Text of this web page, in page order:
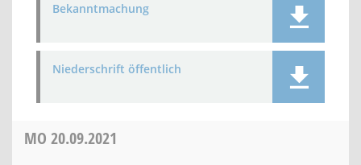
Bekanntmachung
Niederschrift öffentlich
MO 20.09.2021